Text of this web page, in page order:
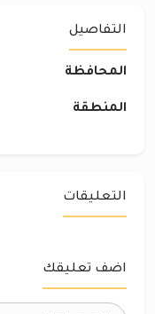
التفاصيل
المحافظة
المنطقة
التعليقات
اضف تعليقك